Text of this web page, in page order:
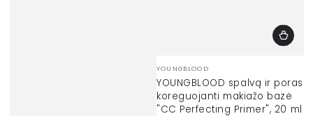
Prekinis
ženklas:
YOUNGBLOOD
YOUNGBLOOD spalvą ir poras
koreguojanti makiažo bazė
"CC Perfecting Primer", 20 ml